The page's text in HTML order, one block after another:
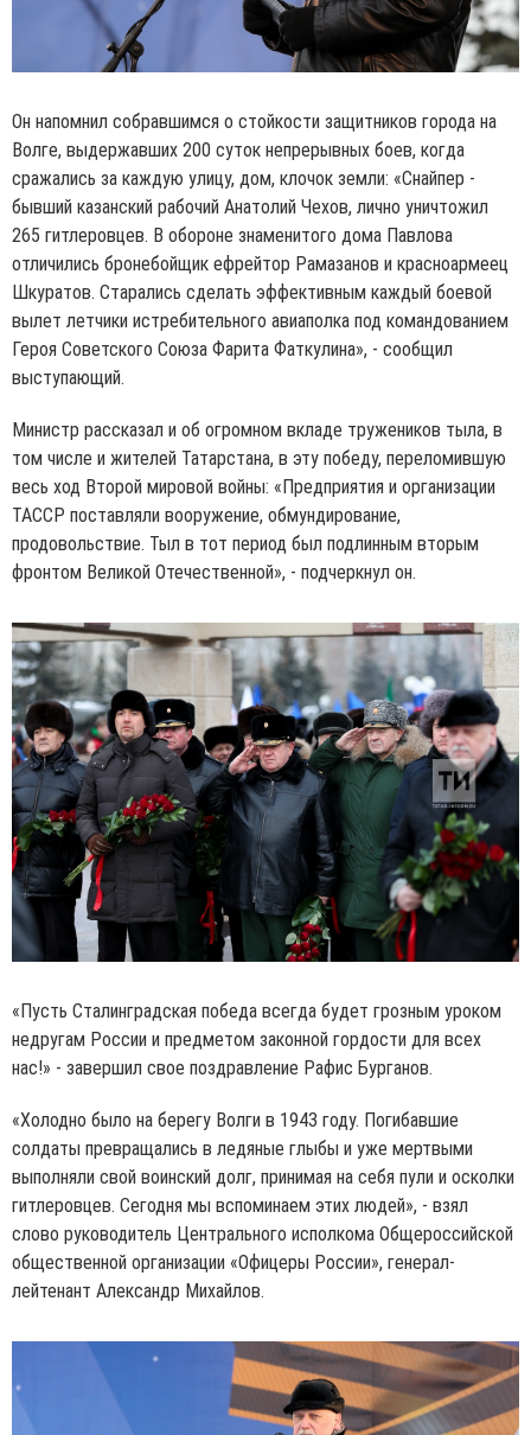
Он напомнил собравшимся о стойкости защитников города на
Волге, выдержавших 200 суток непрерывных боев, когда
сражались за каждую улицу, дом, клочок земли: «Снайпер -
бывший казанский рабочий Анатолий Чехов, лично уничтожил
265 гитлеровцев. В обороне знаменитого дома Павлова
отличились бронебойщик ефрейтор Рамазанов и красноармеец
Шкуратов. Старались сделать эффективным каждый боевой
вылет летчики истребительного авиаполка под командованием
Героя Советского Союза Фарита Фаткулина», - сообщил
выступающий.
Министр рассказал и об огромном вкладе тружеников тыла, в
том числе и жителей Татарстана, в эту победу, переломившую
весь ход Второй мировой войны: «Предприятия и организации
ТАССР поставляли вооружение, обмундирование,
продовольствие. Тыл в тот период был подлинным вторым
фронтом Великой Отечественной», - подчеркнул он.
«Пусть Сталинградская победа всегда будет грозным уроком
недругам России и предметом законной гордости для всех
нас!» - завершил свое поздравление Рафис Бурганов.
«Холодно было на берегу Волги в 1943 году. Погибавшие
солдаты превращались в ледяные глыбы и уже мертвыми
выполняли свой воинский долг, принимая на себя пули и осколки
гитлеровцев. Сегодня мы вспоминаем этих людей», - взял
слово руководитель Центрального исполкома Общероссийской
общественной организации «Офицеры России», генерал-
лейтенант Александр Михайлов.